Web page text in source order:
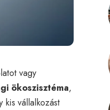
vagy
ökoszisztéma,
vállalkozást